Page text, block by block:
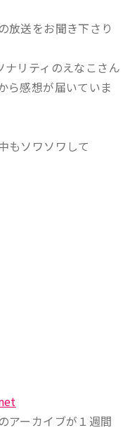
放送をお聞き下さり
リティのえなこさん
ら感想が届いていま
もソワソワして
アーカイブが１週間